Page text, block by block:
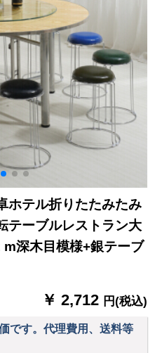
ホテル折りたたみたみ
テーブルレストラン大
深木目模様+銀テーブ
￥ 2,712 円(税込)
です。代理費用、送料等